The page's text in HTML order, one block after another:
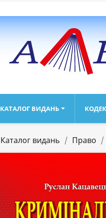
КАТАЛОГ ВИДАНЬ
Каталог видань Право